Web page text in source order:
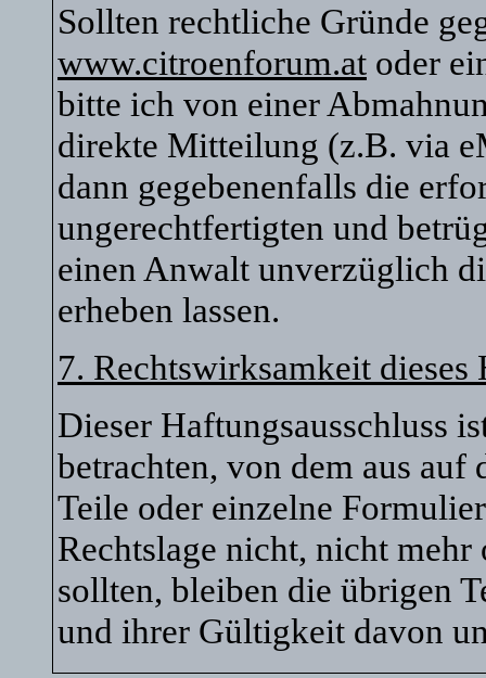
Sollten rechtliche Gründe
www.citroenforum.at oder
bitte ich von einer
direkte Mitteilung (z.B. via
dann gegebenenfalls die
ungerechtfertigten und
einen Anwalt unverzüglich
erheben lassen.
7. Rechtswirksamkeit dieses
Dieser Haftungsausschluss
betrachten, von dem aus auf
Teile oder einzelne
Rechtslage nicht, nicht
sollten, bleiben die übrigen
und ihrer Gültigkeit davon